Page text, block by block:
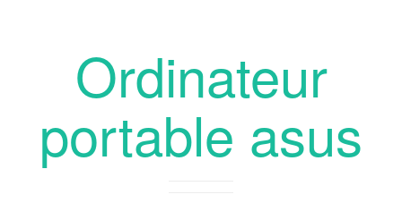
Ordinateur
portable asus